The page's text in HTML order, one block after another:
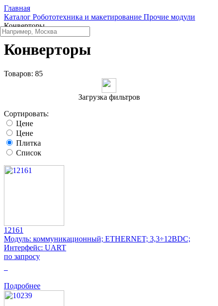
Главная
Каталог Робототехника и макетирование Прочие модули
Конверторы
Конверторы
Товаров: 85
Загрузка фильтров
Сортировать:
Цене
Цене
Плитка
Список
12161
Модуль: коммуникационный; ETHERNET; 3,3÷12ВDC;
Интерфейс: UART
по запросу
Подробнее